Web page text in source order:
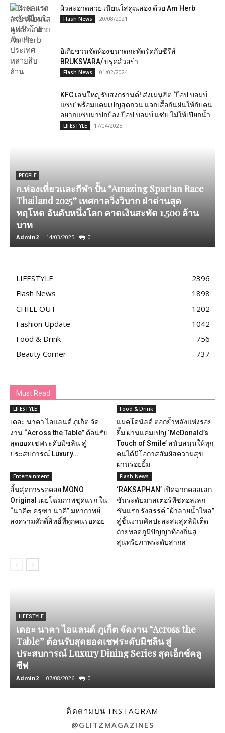
ผิวสะอาดสวย เนียนใสคูณสอง ด้วย Am Herb
Flash News 20/08/2021
อิเกียชวนจัดห้องขนาดกะทัดรัดกับซีรีส์
BRUKSVARA/ บรุคส์วอร่า
Flash News 01/02/2024
KFC เล่นใหญ่รับสงกรานต์! ส่งเมนูฮิต ‘ป๊อป บอมบ์
แซ่บ’ พร้อมแคมเปญสุดกวน แจกเสื้อกันฝนให้กับคน
อยากแซ่บมาปกป้อง ป๊อป บอมบ์ แซ่บ ไม่ให้เปียกน้ำ
LIFESTYLE 17/04/2025
PEOPLE
ก.ท่องเที่ยวและกีฬา ปั้น “Amazing Spartan Race
Thailand 2025” เทศกาลวิ่งวิบาก ฝ่าด่านสุด
หฤโหด อันดับหนึ่งโลก คาดเงินสะพัด 1,500 ล้าน
บาท
Admin2 - 14/03/2025 0
LIFESTYLE
2396
Flash News
1898
CHILL OUT
1202
Fashion Update
1042
Food & Drink
756
Beauty Corner
737
Must Read
LIFESTYLE
เดอะ นาคา ไอแลนด์ ภูเก็ต จัด
งาน “Across the Table” ต้อนรับ
สุดยอดเชฟระดับมิชลิน สู่
ประสบการณ์ Luxury...
Food & Drink
แมคโดนัลด์ ตอกย้ำพลังแห่งรอย
ยิ้ม ผ่านแคมเปญ ‘McDonald’s
Touch of Smile’ สนับสนุนให้ทุก
คนได้มีโอกาสสัมผัสความสุข
ผ่านรอยยิ้ม
Entertainment
สิ้นสุดการรอคอย MONO
Original เผยโฉมภาพชุดแรก ใน
“นาคี๓ ครุฑา นาคี” มหากาพย์
สงครามศักดิ์สิทธิ์ที่ทุกคนรอคอย
Flash News
‘RAKSAPHAN’ เปิดฉากคอลเลก
ชันระดับมาสเตอร์พีซคอลเลก
ชันแรก รังสรรค์ “ผ้าลายน้ำไหล”
สู่ชิ้นงานศิลปะสะสมสุดลิมิเต็ด
ถ่ายทอดภูมิปัญญาท้องถิ่นสู่
สุนทรียภาพระดับสากล
LIFESTYLE
เดอะ นาคา ไอแลนด์ ภูเก็ต จัดงาน “Across the
Table” ต้อนรับสุดยอดเชฟระดับมิชลิน สู่
ประสบการณ์ Luxury Dining Series สุดเอ็กซ์คลู
ซีฟ
Admin2 - 07/08/2026 0
ติดตามบน INSTAGRAM
@GLITZMAGAZINES